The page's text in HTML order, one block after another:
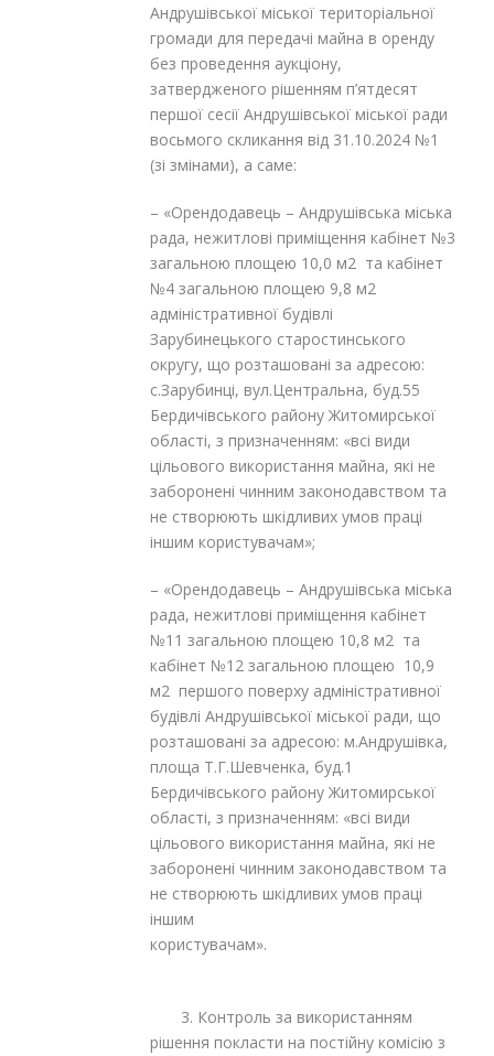
Андрушівської міської територіальної
громади для передачі майна в оренду
без проведення аукціону,
затвердженого рішенням п’ятдесят
першої сесії Андрушівської міської ради
восьмого скликання від 31.10.2024 №1
(зі змінами), а саме:
– «Орендодавець – Андрушівська міська
рада, нежитлові приміщення кабінет №3
загальною площею 10,0 м2 та кабінет
№4 загальною площею 9,8 м2
адміністративної будівлі
Зарубинецького старостинського
округу, що розташовані за адресою:
с.Зарубинці, вул.Центральна, буд.55
Бердичівського району Житомирської
області, з призначенням: «всі види
цільового використання майна, які не
заборонені чинним законодавством та
не створюють шкідливих умов праці
іншим користувачам»;
– «Орендодавець – Андрушівська міська
рада, нежитлові приміщення кабінет
№11 загальною площею 10,8 м2 та
кабінет №12 загальною площею 10,9
м2 першого поверху адміністративної
будівлі Андрушівської міської ради, що
розташовані за адресою: м.Андрушівка,
площа Т.Г.Шевченка, буд.1
Бердичівського району Житомирської
області, з призначенням: «всі види
цільового використання майна, які не
заборонені чинним законодавством та
не створюють шкідливих умов праці
іншим
3. Контроль за використанням
рішення покласти на постійну комісію з